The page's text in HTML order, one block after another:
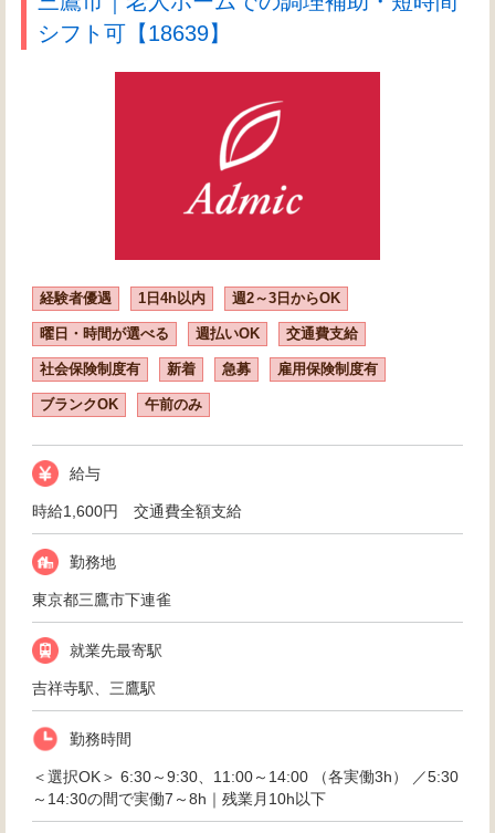
シフト可【18639】
経験者優遇 1日4h以内 週2～3日からOK
曜日・時間が選べる 週払いOK 交通費支給
社会保険制度有 新着 急募 雇用保険制度有
ブランクOK 午前のみ
給与
時給1,600円 交通費全額支給
勤務地
東京都三鷹市下連雀
就業先最寄駅
吉祥寺駅、三鷹駅
勤務時間
＜選択OK＞ 6:30～9:30、11:00～14:00 （各実働3h） ／5:30
～14:30の間で実働7～8h｜残業月10h以下